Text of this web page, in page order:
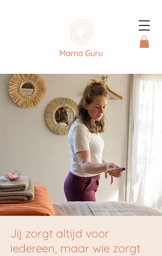
Jij zorgt altijd voor
iedereen, maar wie zorgt